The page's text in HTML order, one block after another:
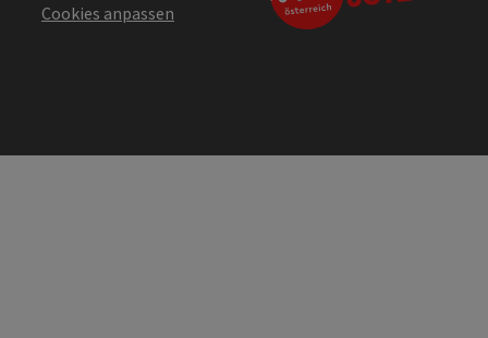
Cookies anpassen